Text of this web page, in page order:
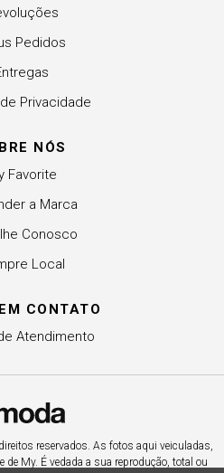
Pedidos
Privacidade
NÓS
Favorite
a Marca
Conosco
Local
CONTATO
Atendimento
reservados. As fotos aqui veiculadas,
de My. É vedada a sua reprodução, total ou